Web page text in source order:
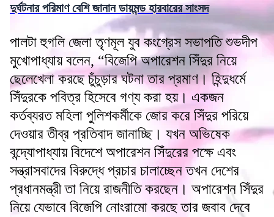
দুর্ঘটনার পরিমাণ বেশি জানান ডায়মন্ড হারবারের সাংসদ
পালটা হুগলি জেলা তৃণমূল যুব কংগ্রেস সভাপতি শুভদীপ
মুখোপাধ্যায় বলেন, “বিজেপি অপারেশন সিঁদুর নিয়ে
ছেলেখেলা করছে চুঁচুড়ার ঘটনা তার প্রমাণ। হিন্দুধর্মে
সিঁদুরকে পবিত্র হিসেবে গণ্য করা হয়। একজন
কর্তব্যরত মহিলা পুলিশকর্মীকে জোর করে সিঁদুর পরিয়ে
দেওয়ার তীব্র প্রতিবাদ জানাচ্ছি। যখন অভিষেক
বন্দ্যোপাধ্যায় বিদেশে অপারেশন সিঁদুরের পক্ষে এবং
সন্ত্রাসবাদের বিরুদ্ধে প্রচার চালাচ্ছেন তখন দেশের
প্রধানমন্ত্রী তা নিয়ে রাজনীতি করছেন। অপারেশন সিঁদুর
নিয়ে যেভাবে বিজেপি নোংরামো করছে তার জবাব দেবে